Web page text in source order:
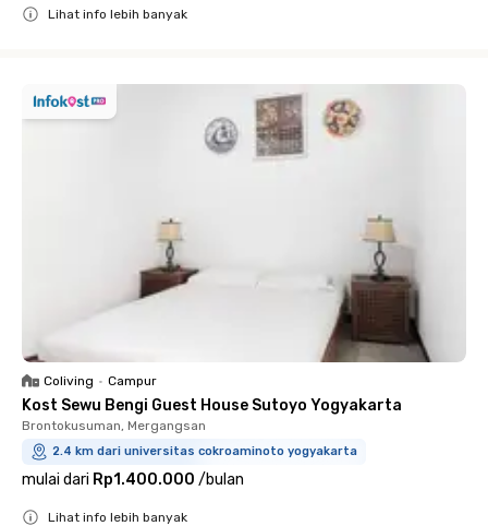
Lihat info lebih banyak
Coliving • Campur
Kost Sewu Bengi Guest House Sutoyo Yogyakarta
Brontokusuman, Mergangsan
2.4 km dari universitas cokroaminoto yogyakarta
mulai dari Rp1.400.000 /bulan
Lihat info lebih banyak